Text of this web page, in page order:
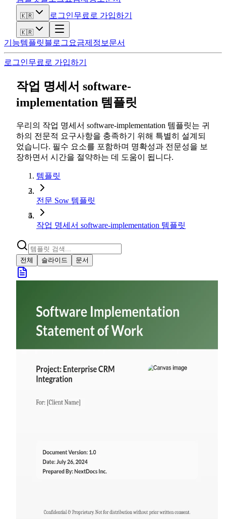
🇰🇷 로그인무료로 가입하기
🇰🇷
기능템플릿블로그 요금제 정보 문서
로그인무료로 가입하기
작업 명세서 software-
implementation 템플릿
우리의 작업 명세서 software-implementation 템플릿는 귀
하의 전문적 요구사항을 충족하기 위해 특별히 설계되
었습니다. 필수 요소를 포함하며 명확성과 전문성을 보
장하면서 시간을 절약하는 데 도움이 됩니다.
템플릿
전문 Sow 템플릿
작업 명세서 software-implementation 템플릿
전체 슬라이드 문서